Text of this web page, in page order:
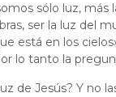
sólo luz,
ser la luz del
está en los
lo tanto la
de Jesús? Y no